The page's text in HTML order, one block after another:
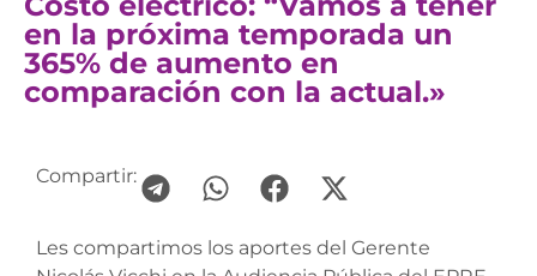
en la próxima temporada un
365% de aumento en
comparación con la actual.»
Compartir:
Les compartimos los aportes del Gerente